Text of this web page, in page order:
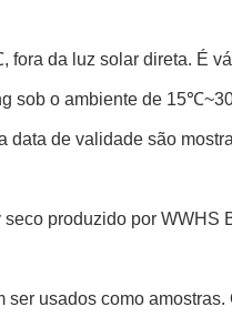
da luz solar direta. É
sob o ambiente de
data de validade são
produzido por WWHS
usados como